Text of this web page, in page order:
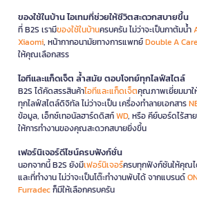
ของใช้ในบ้าน ไอเทมที่ช่วยให้ชีวิตสะดวกสบายขึ้น
ที่ B2S เรามีของใช้ในบ้านครบครัน ไม่ว่าจะเป็นกาต้มน้ำ
Xiaomi, หน้ากากอนามัยทางการแพทย์Double A Care
ให้คุณเลือกสรร
ไอทีและแก็ดเจ็ต ล้ำสมัย ตอบโจทย์ทุกไลฟ์สไตล์
B2S ได้คัดสรรสินค้าไอทีและแก็ดเจ็ตคุณภาพเยี่ยมมา
ทุกไลฟ์สไตล์ดิจิทัล ไม่ว่าจะเป็น เครื่องทำลายเอกสาร
ข้อมูล, เอ็กซ์เทอนัลฮาร์ดดิสก์WD, หรือ คีย์บอร์ดไร้สา
ให้การทำงานของคุณสะดวกสบายยิ่งขึ้น
เฟอร์นิเจอร์ดีไซน์ครบฟังก์ชั่น
นอกจากนี้ B2S ยังมีเฟอร์นิเจอร์ครบทุกฟังก์ชันให้คุณ
และที่ทำงาน ไม่ว่าจะเป็นโต๊ะทำงานพับได้ จากแบรนด์
Furradecก็มีให้เลือกครบครัน